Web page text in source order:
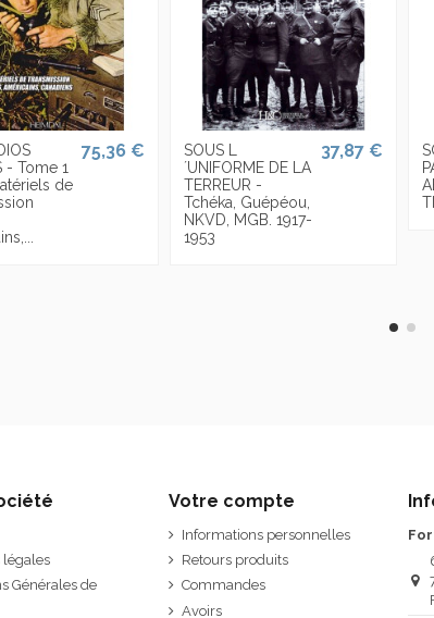
- Tome 1
de
75,36 €
SOUS L
´UNIFORME DE LA
TERREUR -
Tchéka, Guépéou,
NKVD, MGB. 1917-
1953
37,87 €
légales
Générales de
Votre compte
Informations personnelles
Retours produits
Commandes
Avoirs